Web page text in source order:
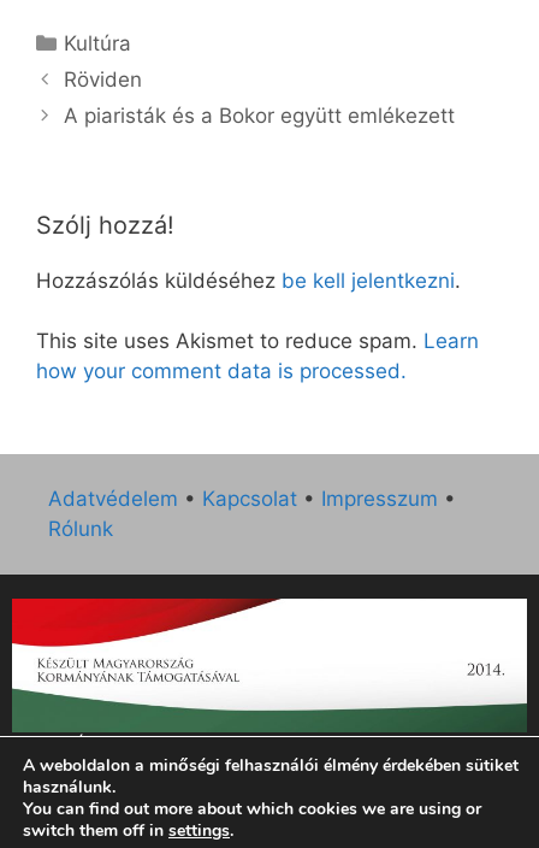
Kategória
Kultúra
Röviden
A piaristák és a Bokor együtt emlékezett
Szólj hozzá!
Hozzászólás küldéséhez be kell jelentkezni.
This site uses Akismet to reduce spam. Learn
how your comment data is processed.
Adatvédelem • Kapcsolat • Impresszum •
Rólunk
„Az Új Ember katolikus hetilap 2014. évi működésének
támogatását az EGYH-KCP-14-P-0121 sz. támogatási
szerződés keretében 3 000 000 Ft összegben támogatta az
Emberi Erőforrások Minisztériuma.”
A weboldalon a minőségi felhasználói élmény érdekében sütiket
használunk.
You can find out more about which cookies we are using or
switch them off in settings.